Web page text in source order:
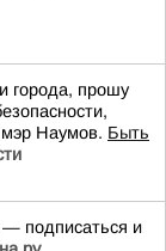
города, прошу
Наумов. Быть
— подписаться и